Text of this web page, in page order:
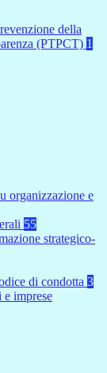
della
(PTPCT) 1
organizzazione e
55
strategico-
di condotta 3
imprese